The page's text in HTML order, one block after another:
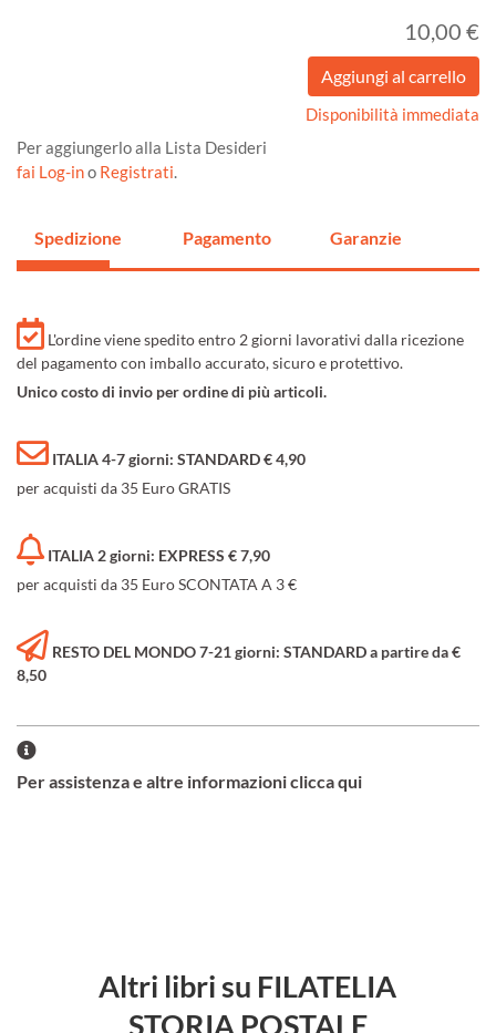
10,00 €
Disponibilità immediata
Per aggiungerlo alla Lista Desideri
fai Log-ino Registrati.
Spedizione Pagamento Garanzie
L'ordine viene spedito entro 2 giorni lavorativi dalla ricezione
del pagamento con imballo accurato, sicuro e protettivo.
Unico costo di invio per ordine di più articoli.
ITALIA 4-7 giorni: STANDARD € 4,90
per acquisti da 35 Euro GRATIS
ITALIA 2 giorni: EXPRESS € 7,90
per acquisti da 35 Euro SCONTATA A 3 €
RESTO DEL MONDO 7-21 giorni: STANDARD a partire da €
8,50
Per assistenza e altre informazioni clicca qui
Altri libri su FILATELIA
STORIA POSTALE